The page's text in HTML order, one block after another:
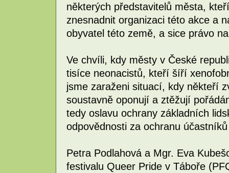
některých představitelů města,
znesnadnit organizaci této akce a
obyvatel této země, a sice právo
Ve chvíli, kdy městy v České
tisíce neonacistů, kteří šíří
jsme zaraženi situací, kdy někteří
soustavně oponují a ztěžují
tedy oslavu ochrany základních
odpovědnosti za ochranu
Petra Podlahová a Mgr. Eva
festivalu Queer Pride v Táboře